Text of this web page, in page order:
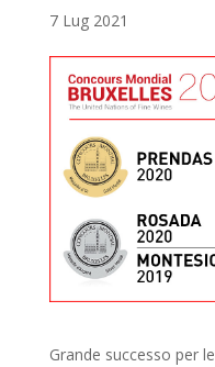
7 Lug 2021
Grande successo per le